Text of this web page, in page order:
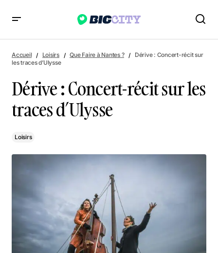
Accueil Loisirs Que Faire à Nantes ?
Dérive : Concert-récit sur
les traces d’Ulysse
Dérive : Concert-récit sur les
traces d’Ulysse
Loisirs